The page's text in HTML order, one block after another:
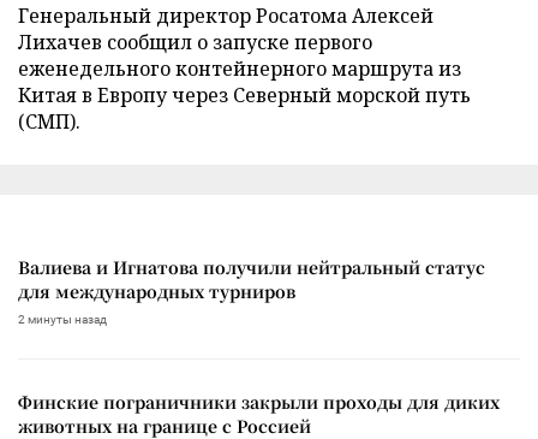
Генеральный директор Росатома Алексей
Лихачев сообщил о запуске первого
еженедельного контейнерного маршрута из
Китая в Европу через Северный морской путь
(СМП).
Валиева и Игнатова получили нейтральный статус
для международных турниров
2 минуты назад
Финские пограничники закрыли проходы для диких
животных на границе с Россией